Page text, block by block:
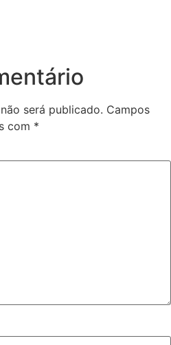
será publicado. Campos
com *